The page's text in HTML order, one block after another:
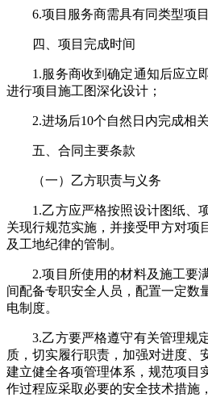
6.项目服务商需具有同类型项目
四、项目完成时间
1.服务商收到确定通知后应立
进行项目施工图深化设计；
2.进场后10个自然日内完成相关
五、合同主要条款
（一）乙方职责与义务
1.乙方应严格按照设计图纸、
关现行规范实施，并接受甲方对项
及工地纪律的管制。
2.项目所使用的材料及施工要
间配备专职安全人员，配置一定数
电制度。
3.乙方要严格遵守有关管理规
质，切实履行职责，加强对进度、
建立健全各项管理体系，规范项目
作过程应采取必要的安全技术措施